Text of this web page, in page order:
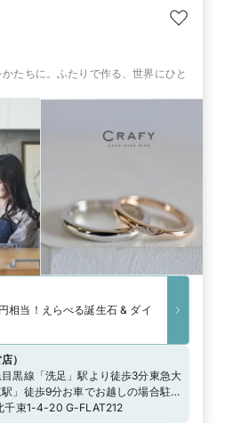
たちに。ふたりで作る、世界にひと
相当！えらべる誕生石 & ダイ
）
黒線「洗足」駅より徒歩3分東急大
」徒歩9分お車でお越しの場合駐車
いますのでスタッフまでお申し付
千束1-4-20 G-FLAT212